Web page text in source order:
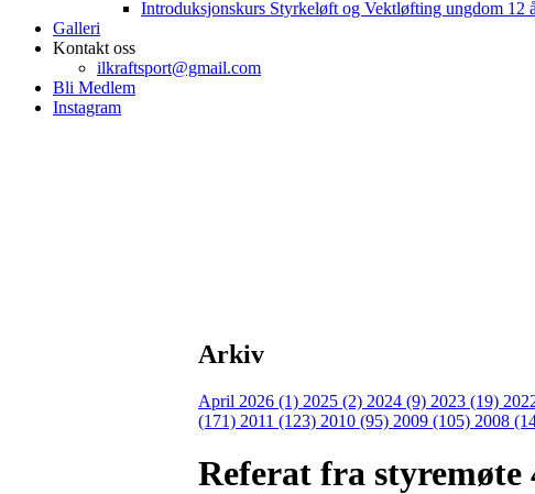
Introduksjonskurs Styrkeløft og Vektløfting ungdom 12
Galleri
Kontakt oss
ilkraftsport@gmail.com
Bli Medlem
Instagram
Arkiv
April 2026 (1) 2025 (2) 2024 (9) 2023 (19)
(171) 2011 (123) 2010 (95) 2009 (105) 2008
Referat fra styremøte